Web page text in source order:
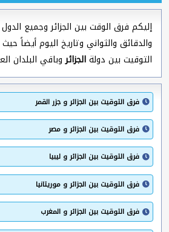
إليكم فرق الوقت بين الجزائر وجميع
والدقائق والثواني وتاريخ اليوم أيضاً
التوقيت بين دولةالجزائروباقي البلدان
فرق التوقيت بين الجزائر و جزر القمر
فرق التوقيت بين الجزائر و مصر
فرق التوقيت بين الجزائر و ليبيا
فرق التوقيت بين الجزائر و موريتانيا
فرق التوقيت بين الجزائر و المغرب